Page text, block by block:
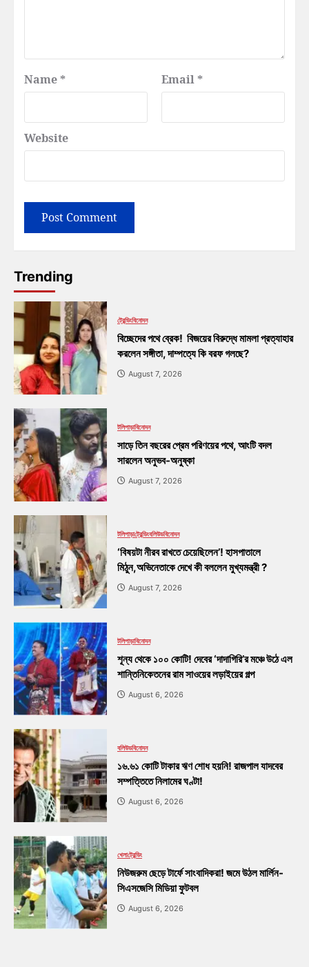
Name * Email *
Website
Trending
ট্রেন্ডিংবিনোদন
বিচ্ছেদের পথে ব্রেক! বিজয়ের বিরুদ্ধে মামলা প্রত্যাহার
করলেন সঙ্গীতা, দাম্পত্যে কি বরফ গলছে?
August 7, 2026
টলিপাড়াবিনোদন
সাড়ে তিন বছরের প্রেম পরিণয়ের পথে, আংটি বদল
সারলেন অনুভব-অনুষ্কা
August 7, 2026
টলিপাড়াট্রেন্ডিংবলিউডবিনোদন
‘বিষয়টা নীরব রাখতে চেয়েছিলেন’! হাসপাতালে
মিঠুন,অভিনেতাকে দেখে কী বললেন মুখ্যমন্ত্রী ?
August 7, 2026
টলিপাড়াবিনোদন
শূন্য থেকে ১০০ কোটি! দেবের ‘দাদাগিরি’র মঞ্চে উঠে এল
শান্তিনিকেতনের রাম সাওয়ের লড়াইয়ের গল্প
August 6, 2026
বলিউডবিনোদন
১৬.৬১ কোটি টাকার ঋণ শোধ হয়নি! রাজপাল যাদবের
সম্পত্তিতে নিলামের ঘণ্টা!
August 6, 2026
খেলাট্রেন্ডিং
নিউজরুম ছেড়ে টার্ফে সাংবাদিকরা! জমে উঠল মার্লিন-
সিএসজেসি মিডিয়া ফুটবল
August 6, 2026